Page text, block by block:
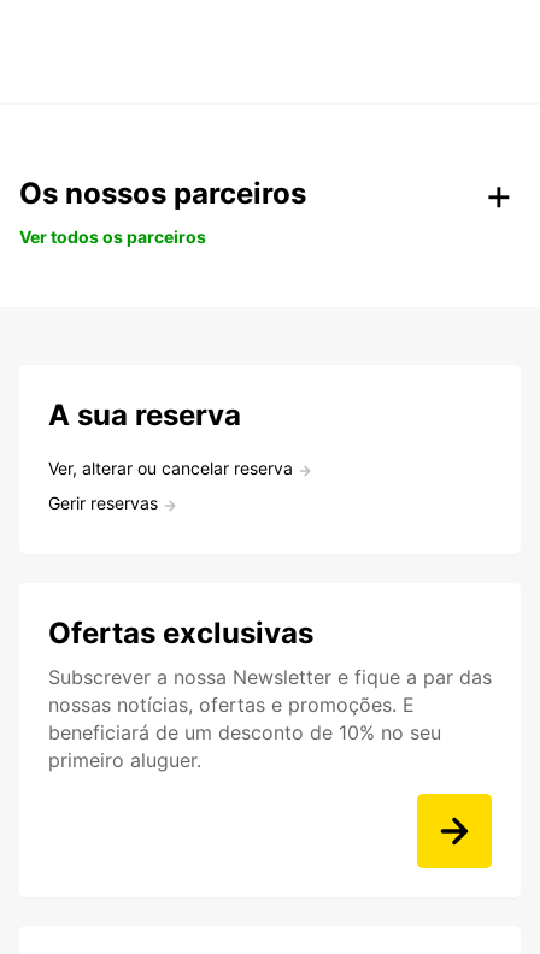
Os nossos parceiros
Ver todos os parceiros
A sua reserva
Ver, alterar ou cancelar reserva
Gerir reservas
Ofertas exclusivas
Subscrever a nossa Newsletter e fique a par das
nossas notícias, ofertas e promoções. E
beneficiará de um desconto de 10% no seu
primeiro aluguer.